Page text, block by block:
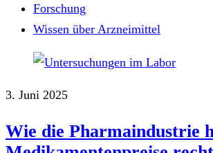
Forschung
Wissen über Arzneimittel
3. Juni 2025
Wie die Pharmaindustrie